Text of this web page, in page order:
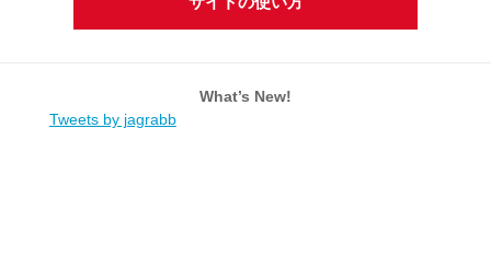
What’s New!
Tweets by jagrabb